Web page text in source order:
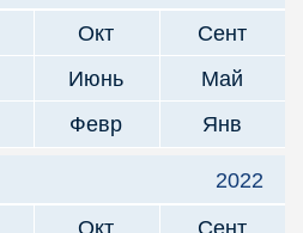
Окт
Сент
Июнь
Май
Февр Янв
2022
Окт
Сент